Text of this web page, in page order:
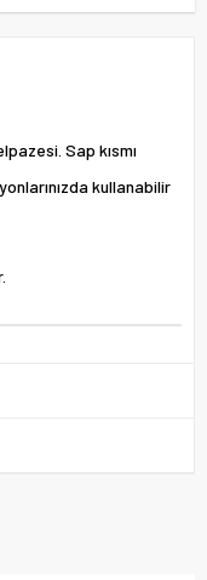
Sap kısmı
kullanabilir